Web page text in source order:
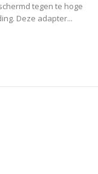
tegen te hoge
Deze adapter...